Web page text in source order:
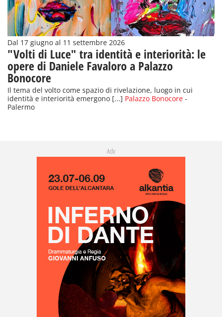
Dal 17 giugno al 11 settembre 2026
"Volti di Luce" tra identità e interiorità: le
opere di Daniele Favaloro a Palazzo
Bonocore
Il tema del volto come spazio di rivelazione, luogo in cui
identità e interiorità emergono [...] Palazzo Bonocore -
Palermo
Adv